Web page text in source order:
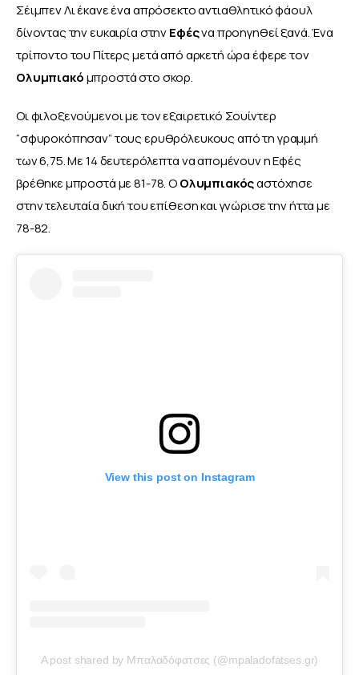
Σέιμπεν Λι έκανε ένα απρόσεκτο αντιαθλητικό φάουλ
δίνοντας την ευκαιρία στην Εφές να προηγηθεί ξανά. Ένα
τρίποντο του Πίτερς μετά από αρκετή ώρα έφερε τον
Ολυμπιακό μπροστά στο σκορ.
Οι φιλοξενούμενοι με τον εξαιρετικό Σουίντερ
“σφυροκόπησαν” τους ερυθρόλευκους από τη γραμμή
των 6,75. Με 14 δευτερόλεπτα να απομένουν η Εφές
βρέθηκε μπροστά με 81-78. Ο Ολυμπιακός αστόχησε
στην τελευταία δική του επίθεση και γνώρισε την ήττα με
78-82.
View this post on Instagram
A post shared by Μπαλαδόφατσες (@mpaladofatses.gr)